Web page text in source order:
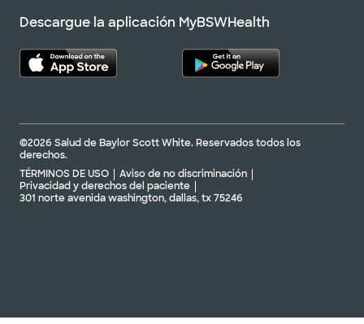
Descargue la aplicación MyBSWHealth
©2026 Salud de Baylor Scott White. Reservados todos los
derechos.
TÉRMINOS DE USO
Aviso de no discriminación
Privacidad y derechos del paciente
301 norte avenida washington, dallas, tx 75246